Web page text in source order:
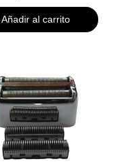
Añadir al carrito